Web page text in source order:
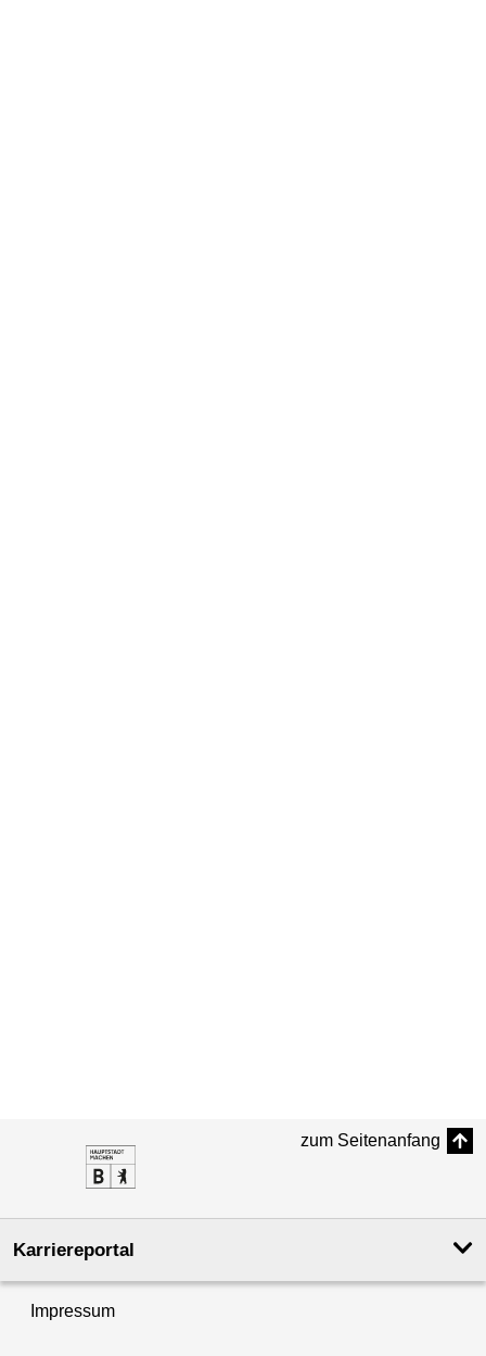
zum Seitenanfang
Karriereportal
Impressum